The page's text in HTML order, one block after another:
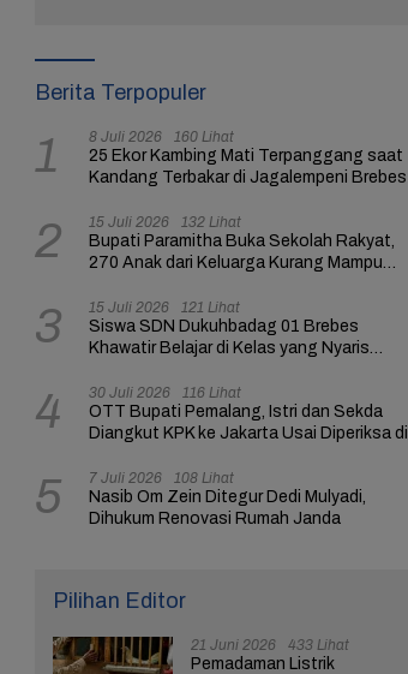
Berita Terpopuler
1 8 Juli 2026 160 Lihat
25 Ekor Kambing Mati Terpanggang saat
Kandang Terbakar di Jagalempeni Brebes
2 15 Juli 2026 132 Lihat
Bupati Paramitha Buka Sekolah Rakyat,
270 Anak dari Keluarga Kurang Mampu
3 15 Juli 2026 121 Lihat
Siswa SDN Dukuhbadag 01 Brebes
Khawatir Belajar di Kelas yang Nyaris
4 30 Juli 2026 116 Lihat
OTT Bupati Pemalang, Istri dan Sekda
Diangkut KPK ke Jakarta Usai Diperiksa di
5 7 Juli 2026 108 Lihat
Nasib Om Zein Ditegur Dedi Mulyadi,
Dihukum Renovasi Rumah Janda
Pilihan Editor
21 Juni 2026 433 Lihat
Pemadaman Listrik